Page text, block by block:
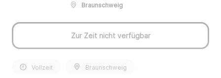
Braunschweig
Zur Zeit nicht verfügbar
Vollzeit Braunschweig